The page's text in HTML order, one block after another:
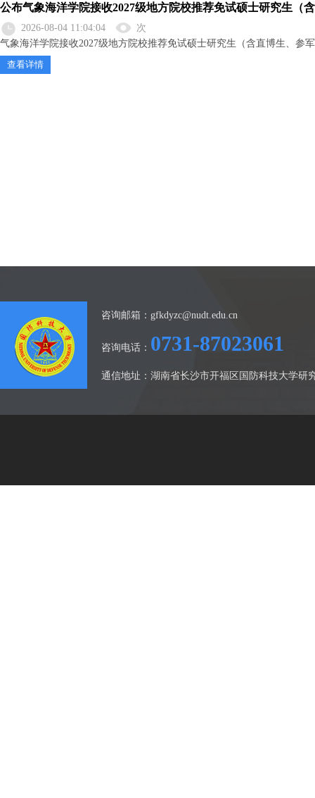
公布气象海洋学院接收2027级地方院校推荐免试硕士研究生（
2026-08-04 11:04:04
次
气象海洋学院接收2027级地方院校推荐免试硕士研究生（含直博生、参
查看详情
咨询邮箱：gfkdyzc@nudt.edu.cn
咨询电话： 0731-87023061
通信地址：湖南省长沙市开福区国防科技大学研